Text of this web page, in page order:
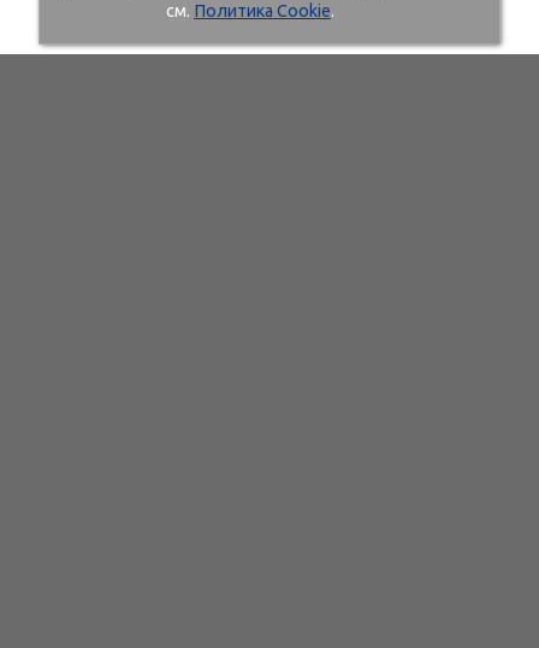
см. Политика Cookie.